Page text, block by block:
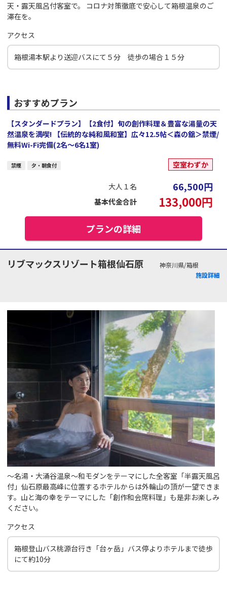
天・露天風呂付客室で。 コロナ対策徹底で安心して箱根温泉のご
滞在を。
アクセス
箱根湯本駅より送迎バスにて５分 徒歩の場合１５分
おすすめプラン
【スタンダードプラン】【2食付】旬の創作料理＆豊富な湯量の天
然温泉を満喫! 【伝統的な純和風和室】広々12.5帖＜森の舘＞禁煙/
無料Wi-Fi完備(2名～6名1室)
禁煙 夕・朝食付 空室わずか
大人１名 66,500円
基本代金合計 133,000円
プランの詳細
リブマックスリゾート箱根仙石原
神奈川県/箱根
施設詳細
～名湯・大涌谷温泉～和モダンをテーマにした全客室「半露天風呂
付」仙石原最高峰に位置するホテルからは外輪山の頂が一望できま
す。山と海の幸をテーマにした「創作和会席料理」も是非お楽しみ
ください。
アクセス
箱根登山バス桃源台行き「台ヶ岳」バス停よりホテルまで徒歩
にて約10分